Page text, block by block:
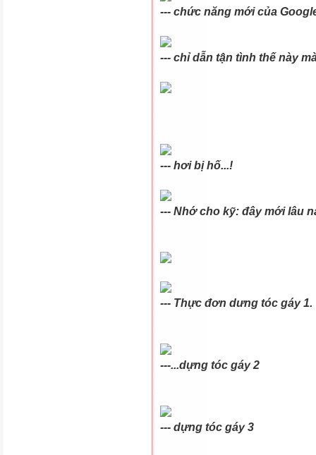
--- chức năng mới của
--- chỉ dẫn tận tình thế này
--- hơi bị hố...!
--- Nhớ cho kỹ: đây mớilâu
--- Thực đơn dưng tóc gáy 1.
---...dựng tóc gáy 2
--- dựng tóc gáy 3